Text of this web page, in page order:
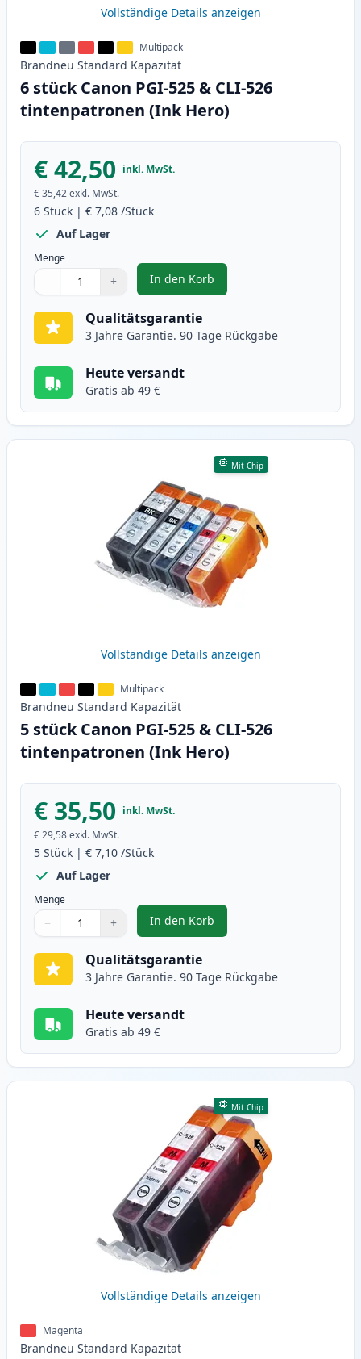
Vollständige Details anzeigen
Multipack
Brandneu Standard Kapazität
6 stück Canon PGI-525 & CLI-526
tintenpatronen (Ink Hero)
€ 42,50 inkl. MwSt.
€ 35,42exkl. MwSt.
6 Stück | € 7,08 /Stück
Auf Lager
Menge
Verwenden Sie die Tasten, um anzupassen
− +
1
In den Korb
, 6 stück Canon PGI-525 & CLI-
Qualitätsgarantie
3 Jahre Garantie. 90 Tage Rückgabe
Heute versandt
Gratis ab 49 €
Mit Chip
Vollständige Details anzeigen
Multipack
Brandneu Standard Kapazität
5 stück Canon PGI-525 & CLI-526
tintenpatronen (Ink Hero)
€ 35,50 inkl. MwSt.
€ 29,58exkl. MwSt.
5 Stück | € 7,10 /Stück
Auf Lager
Menge
Verwenden Sie die Tasten, um anzupassen
− +
1
In den Korb
, 5 stück Canon PGI-525 & CLI-
Qualitätsgarantie
3 Jahre Garantie. 90 Tage Rückgabe
Heute versandt
Gratis ab 49 €
Mit Chip
Vollständige Details anzeigen
Magenta
Brandneu Standard Kapazität